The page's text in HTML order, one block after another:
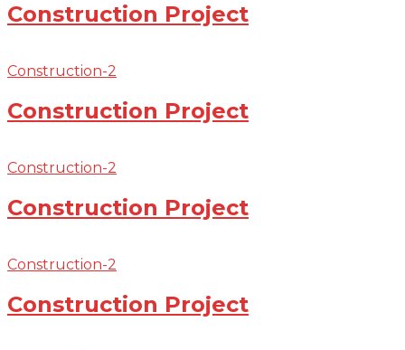
Construction Project
Construction-2
Construction Project
Construction-2
Construction Project
Construction-2
Construction Project